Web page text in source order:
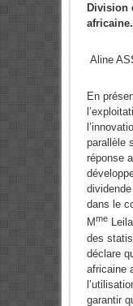
Division
africaine.
Aline
En
parallèle
réponse
dans le
MmeLeila
des
déclare
africaine
garantir